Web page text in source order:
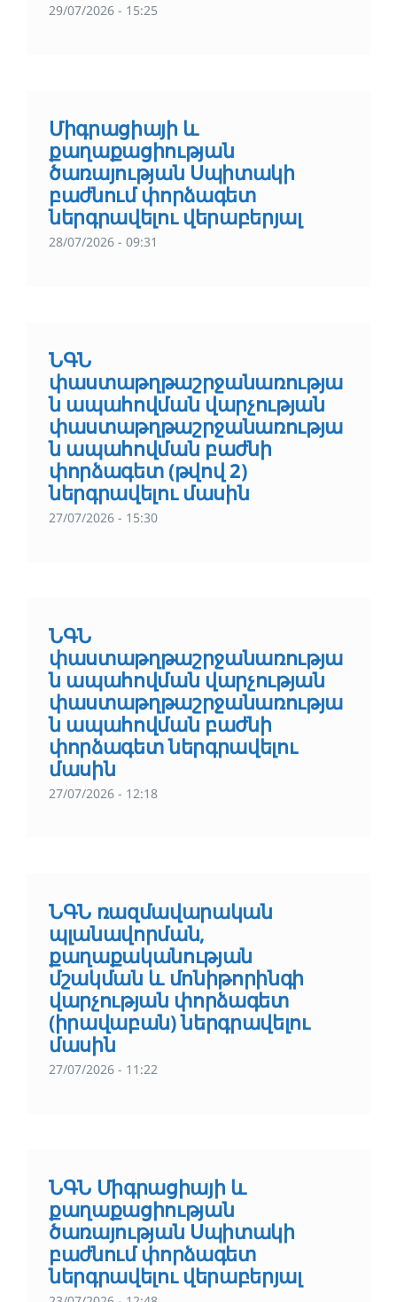
29/07/2026 - 15:25
Միգրացիայի և
քաղաքացիության
ծառայության Սպիտակի
բաժնում փորձագետ
ներգրավելու վերաբերյալ
28/07/2026 - 09:31
ՆԳՆ
փաստաթղթաշրջանառությա
ն ապահովման վարչության
փաստաթղթաշրջանառությա
ն ապահովման բաժնի
փորձագետ (թվով 2)
ներգրավելու մասին
27/07/2026 - 15:30
ՆԳՆ
փաստաթղթաշրջանառությա
ն ապահովման վարչության
փաստաթղթաշրջանառությա
ն ապահովման բաժնի
փորձագետ ներգրավելու
մասին
27/07/2026 - 12:18
ՆԳՆ ռազմավարական
պլանավորման,
քաղաքականության
մշակման և մոնիթորինգի
վարչության փորձագետ
(իրավաբան) ներգրավելու
մասին
27/07/2026 - 11:22
ՆԳՆ Միգրացիայի և
քաղաքացիության
ծառայության Սպիտակի
բաժնում փորձագետ
ներգրավելու վերաբերյալ